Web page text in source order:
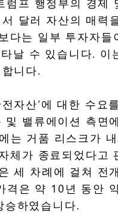
달러 자산의 매
는 일부 투자자
날 수 있습니다.
니다.
자산’에 대한 수
밸류에이션 측
는 거품 리스크가
가 종료되었다고
세 차례에 걸쳐 전
은 약 10년 동안
하였습니다.